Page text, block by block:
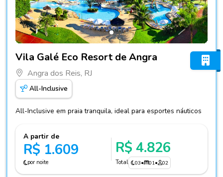
Vila Galé Eco Resort de Angra
Angra dos Reis, RJ
All-Inclusive
All-Inclusive em praia tranquila, ideal para esportes náuticos
A partir de
R$ 1.609
por noite
R$ 4.826
Total 03• 01• 02